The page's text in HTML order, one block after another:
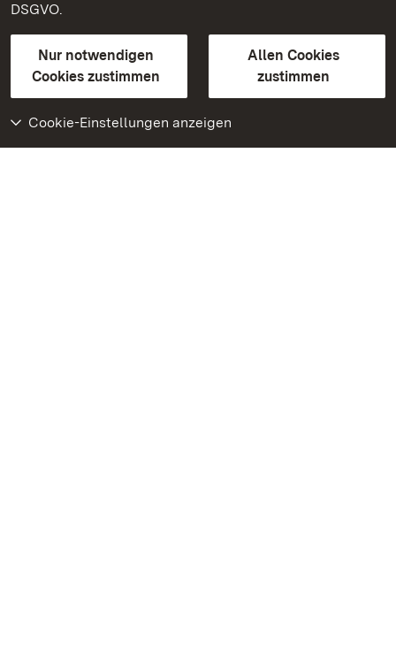
DSGVO.
Nur notwendigen
Cookies zustimmen
Allen Cookies
zustimmen
Cookie-Einstellungen anzeigen
Kontakt
GebärdenspracheLeichte Sprache
Erklärung zur Barrierefreiheit
BITV-konform (geprüfte Seiten)
Weiteres